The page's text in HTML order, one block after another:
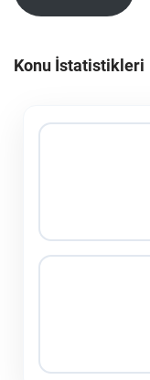
Konu İstatistikleri